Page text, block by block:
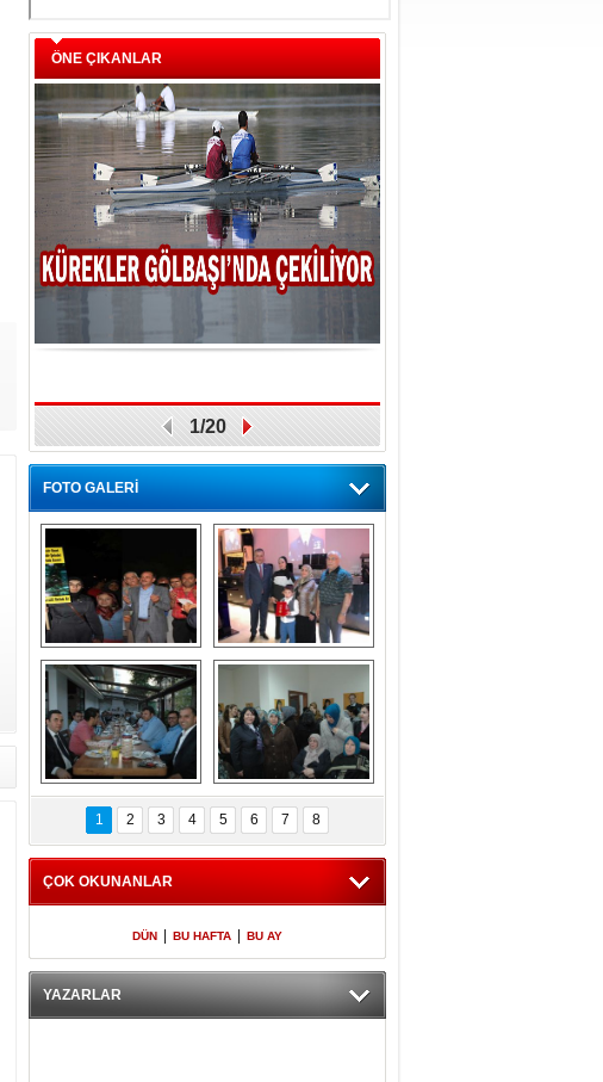
ÖNE ÇIKANLAR
1/20
FOTO GALERİ
Gölbaşı GAZZE
İÇİN YÜRÜDÜ
Kaymakamlıktan
iftar yemeği
Kaymakamlıktan
iftar yemeği
NERGÜL
YILDIRIM SEÇİM
BÜROSUNU AÇTI
1 2 3 4 5 6 7 8
ÇOK OKUNANLAR
DÜN BU HAFTA BU AY
YAZARLAR